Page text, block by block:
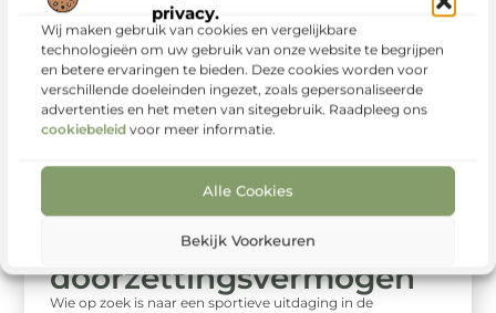
privacy.
Wij maken gebruik van cookies en vergelijkbare
technologieën om uw gebruik van onze website te begrijpen
en betere ervaringen te bieden. Deze cookies worden voor
verschillende doeleinden ingezet, zoals gepersonaliseerde
advertenties en het meten van sitegebruik. Raadpleeg ons
cookiebeleid voor meer informatie.
Alle Cookies
Bekijk Voorkeuren
Survivalruntrainingen
Zuidoost Friesland:
kracht, conditie en
doorzettingsvermogen
Wie op zoek is naar een sportieve uitdaging in de